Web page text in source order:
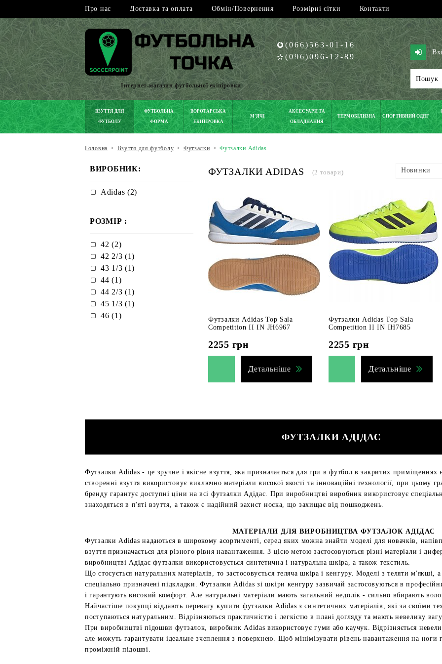
Про нас Доставка та оплата Обмін/Повернення Розмірні сітки Контакти
Інтернет-магазин футбольної екіпіровки
(066)563-01-16
(096)096-12-89
ВЗУТТЯ ДЛЯ
ФУТБОЛУ
ФУТБОЛЬНА
ФОРМА
ВОРОТАРСЬКА
ЕКІПІРОВКА
М'ЯЧІ
АКСЕСУАРИ ТА
ОБЛАДНАННЯ
ТЕРМОБІЛИЗНА СПОРТИВНИЙ ОДЯГ
Головна > Взуття для футболу > Футзалки > Футзалки Adidas
ВИРОБНИК:
Adidas (2)
РОЗМІР :
42 (2)
42 2/3 (1)
43 1/3 (1)
44 (1)
44 2/3 (1)
45 1/3 (1)
46 (1)
ФУТЗАЛКИ ADIDAS (2 товари) Новинки
Футзалки Adidas Top Sala
Competition II IN JH6967
2255 грн
Детальніше
Футзалки Adidas Top Sala
Competition II IN IH7685
2255 грн
Детальніше
ФУТЗАЛКИ АДІДАС
Футзалки Adidas - це зручне і якісне взуття, яка призначається для гри в футбол в закритих
створенні взуття використовує виключно матеріали високої якості та інноваційні технології, при цьому
бренду гарантує доступні ціни на всі футзалки Адідас. При виробництві виробник використовує
знаходяться в п'яті взуття, а також є надійний захист носка, що захищає від пошкоджень.
МАТЕРІАЛИ ДЛЯ ВИРОБНИЦТВА ФУТЗАЛОК АДІДАС
Футзалки Adidas надаються в широкому асортименті, серед яких можна знайти моделі для новачків,
взуття призначається для різного рівня навантаження. З цією метою застосовуються різні матеріали і
виробництві Адідас футзалки використовується синтетична і натуральна шкіра, а також текстиль.
Що стосується натуральних матеріалів, то застосовується теляча шкіра і кенгуру. Моделі з теляти
спеціально призначені підкладки. Футзалки Adidas зі шкіри кенгуру зазвичай застосовуються в
і гарантують високий комфорт. Але натуральні матеріали мають загальний недолік - сильно вбирають
Найчастіше покупці віддають перевагу купити футзалки Adidas з синтетичних матеріалів, які за своїми
поступаються натуральним. Відрізняються практичністю і легкістю в плані догляду та мають невелику
При виробництві підошви футзалок, виробник Adidas використовує гуми або каучук. Відрізняється
але можуть гарантувати ідеальне зчеплення з поверхнею. Щоб мінімізувати рівень навантаження на ноги
проміжній підошві.